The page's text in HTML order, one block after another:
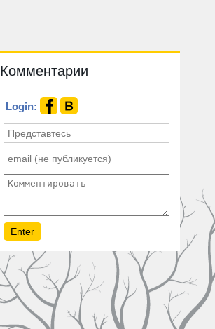
Комментарии
Login: